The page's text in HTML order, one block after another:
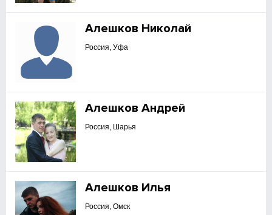
Алешков Николай
Россия, Уфа
Алешков Андрей
Россия, Шарья
Алешков Илья
Россия, Омск